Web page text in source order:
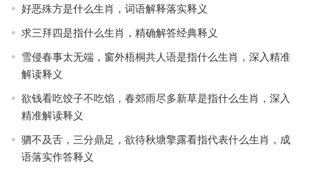
好恶殊方是什么生肖，词语解释落实释义
求三拜四是指什么生肖，精确解答经典释义
雪侵春事太无端，窗外梧桐共人语是指什么生肖，深入精准
解读释义
欲钱看吃饺子不吃馅，春郊雨尽多新草是指什么生肖，深入
精准解读释义
驷不及舌，三分鼎足，欲待秋塘擎露看指代表什么生肖，成
语落实作答释义